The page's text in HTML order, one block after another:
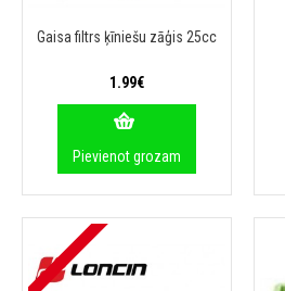
Gaisa filtrs ķīniešu zāģis 25cc
1.99€
Pievienot grozam